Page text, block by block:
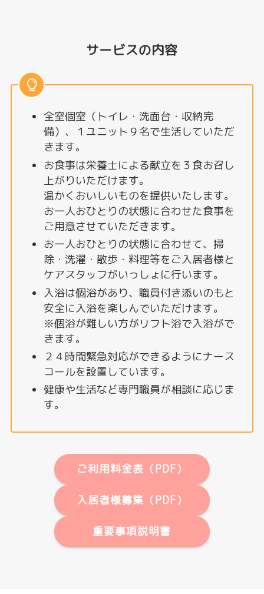
サービスの内容
全室個室（トイレ・洗面台・収納完
備）、１ユニット９名で生活していただ
きます。
お食事は栄養士による献立を３食お召し
上がりいただけます。
温かくおいしいものを提供いたします。
お一人おひとりの状態に合わせた食事を
ご用意させていただきます。
お一人おひとりの状態に合わせて、掃
除・洗濯・散歩・料理等をご入居者様と
ケアスタッフがいっしょに行います。
入浴は個浴があり、職員付き添いのもと
安全に入浴を楽しんでいただけます。
※個浴が難しい方がリフト浴で入浴がで
きます。
２４時間緊急対応ができるようにナース
コールを設置しています。
健康や生活など専門職員が相談に応じま
す。
ご利用料金表（PDF）
入居者様募集（PDF）
重要事項説明書